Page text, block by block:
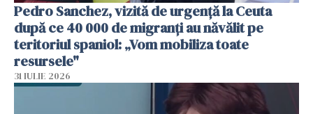
Pedro Sanchez, vizită de urgență la Ceuta
după ce 40 000 de migranți au năvălit pe
teritoriul spaniol: „Vom mobiliza toate
resursele"
31 IULIE 2026